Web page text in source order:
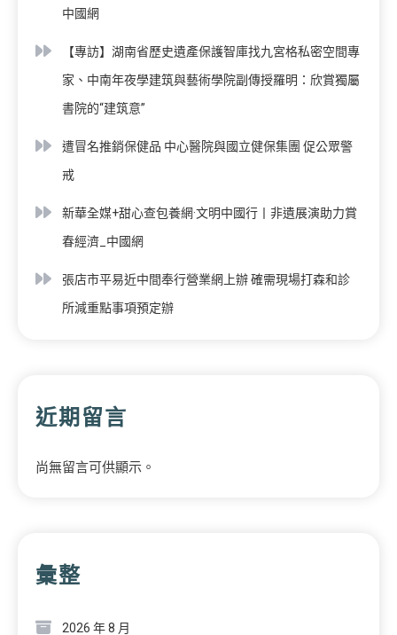
中國網
【專訪】湖南省歷史遺產保護智庫找九宮格私密空間專
家、中南年夜學建筑與藝術學院副傳授羅明：欣賞獨屬
書院的“建筑意”
遭冒名推銷保健品 中心醫院與國立健保集團 促公眾警
戒
新華全媒+甜心查包養網·文明中國行丨非遺展演助力賞
春經濟_中國網
張店市平易近中間奉行營業網上辦 確需現場打森和診
所減重點事項預定辦
近期留言
尚無留言可供顯示。
彙整
2026 年 8 月